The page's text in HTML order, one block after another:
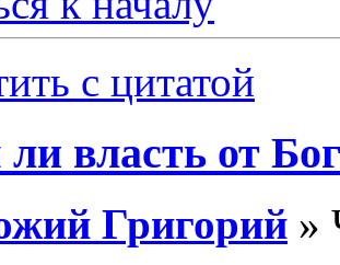
с цитатой
власть от
Григорий »